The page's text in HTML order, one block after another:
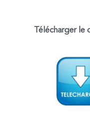
Télécharger le